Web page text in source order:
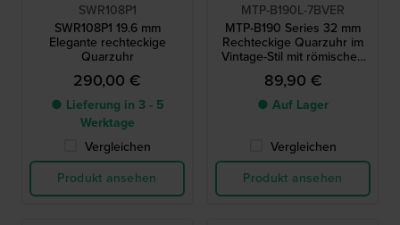
SWR108P1
SWR108P1 19.6 mm
Elegante rechteckige
Quarzuhr
290,00 €
● Lieferung in 3 - 5
Werktage
Vergleichen
Produkt ansehen
MTP-B190L-7BVER
MTP-B190 Series 32 mm
Rechteckige Quarzuhr im
Vintage-Stil mit römischen
Indizes
89,90 €
● Auf Lager
Vergleichen
Produkt ansehen